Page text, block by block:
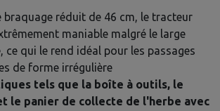
braquage réduit de 46 cm, le tracteur
maniable malgré le large
ce qui le rend idéal pour les passages
de forme irrégulière
tels que la boîte à outils, le
le panier de collecte de l'herbe avec